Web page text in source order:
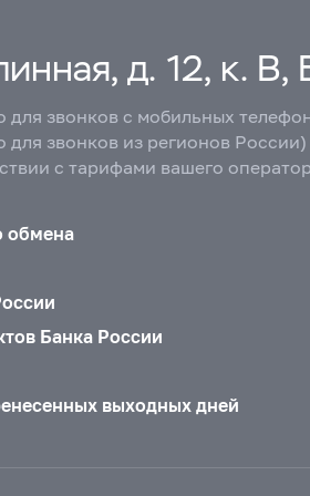
д. 12, к. В,
для звонков с мобильных
для звонков из регионов России)
с тарифами вашего
обмена
Банка России
выходных дней